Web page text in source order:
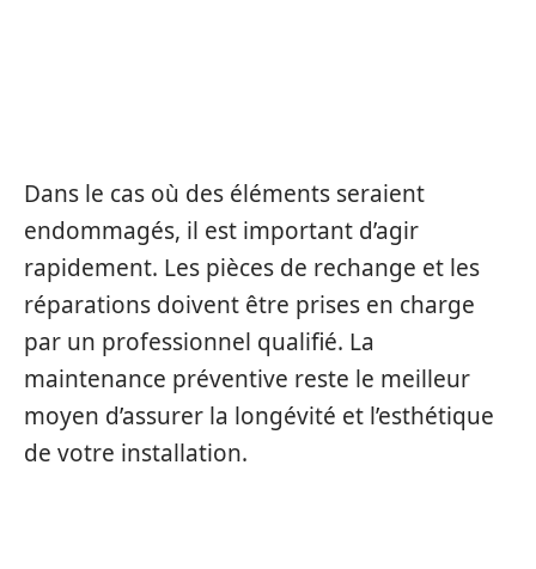
Dans le cas où des éléments seraient
endommagés, il est important d’agir
rapidement. Les pièces de rechange et les
réparations doivent être prises en charge
par un professionnel qualifié. La
maintenance préventive reste le meilleur
moyen d’assurer la longévité et l’esthétique
de votre installation.